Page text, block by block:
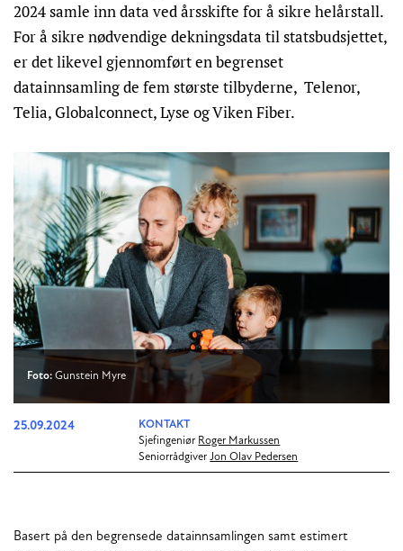
2024 samle inn data ved årsskifte for å sikre helårstall.
For å sikre nødvendige dekningsdata til statsbudsjettet,
er det likevel gjennomført en begrenset
datainnsamling de fem største tilbyderne, Telenor,
Telia, Globalconnect, Lyse og Viken Fiber.
Foto: Gunstein Myre
25.09.2024
KONTAKT
Sjefingeniør Roger Markussen
Seniorrådgiver Jon Olav Pedersen
Basert på den begrensede datainnsamlingen samt estimert